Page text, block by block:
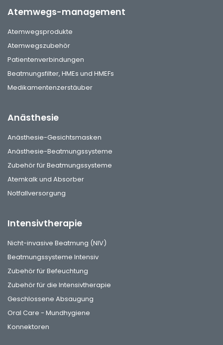
Atemwegs-management
Atemwegsprodukte
Atemwegszubehör
Patientenverbindungen
Beatmungsfilter, HMEs und HMEFs
Medikamentenzerstäuber
Anästhesie
Anästhesie-Gesichtsmasken
Anästhesie-Beatmungssysteme
Zubehör für Beatmungssysteme
Atemkalk und Absorber
Notfallversorgung
Intensivtherapie
Nicht-invasive Beatmung (NIV)
Beatmungssysteme Intensiv
Zubehör für Befeuchtung
Zubehör für die Intensivtherapie
Geschlossene Absaugung
Oral Care - Mundhygiene
Konnektoren